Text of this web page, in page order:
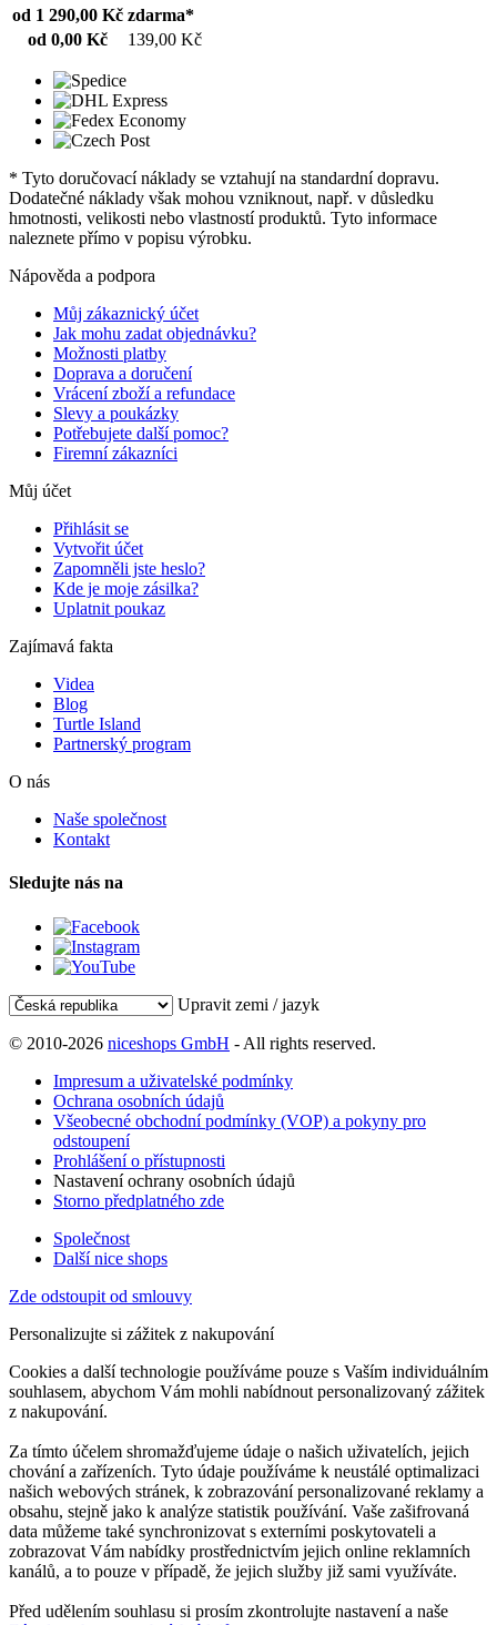
od 1 290,00 Kč zdarma*
od 0,00 Kč
139,00 Kč
* Tyto doručovací náklady se vztahují na standardní dopravu.
Dodatečné náklady však mohou vzniknout, např. v důsledku
hmotnosti, velikosti nebo vlastností produktů. Tyto informace
naleznete přímo v popisu výrobku.
Nápověda a podpora
Můj zákaznický účet
Jak mohu zadat objednávku?
Možnosti platby
Doprava a doručení
Vrácení zboží a refundace
Slevy a poukázky
Potřebujete další pomoc?
Firemní zákazníci
Můj účet
Přihlásit se
Vytvořit účet
Zapomněli jste heslo?
Kde je moje zásilka?
Uplatnit poukaz
Zajímavá fakta
Videa
Blog
Turtle Island
Partnerský program
O nás
Naše společnost
Kontakt
Sledujte nás na
Upravit zemi / jazyk
© 2010-2026 niceshops GmbH - All rights reserved.
Impresum a uživatelské podmínky
Ochrana osobních údajů
Všeobecné obchodní podmínky (VOP) a pokyny pro
odstoupení
Prohlášení o přístupnosti
Nastavení ochrany osobních údajů
Storno předplatného zde
Společnost
Další nice shops
Zde odstoupit od smlouvy
Personalizujte si zážitek z nakupování
Cookies a další technologie používáme pouze s Vaším individuálním
souhlasem, abychom Vám mohli nabídnout personalizovaný zážitek
z nakupování.
Za tímto účelem shromažďujeme údaje o našich uživatelích, jejich
chování a zařízeních. Tyto údaje používáme k neustálé optimalizaci
našich webových stránek, k zobrazování personalizované reklamy a
obsahu, stejně jako k analýze statistik používání. Vaše zašifrovaná
data můžeme také synchronizovat s externími poskytovateli a
zobrazovat Vám nabídky prostřednictvím jejich online reklamních
kanálů, a to pouze v případě, že jejich služby již sami využíváte.
Před udělením souhlasu si prosím zkontrolujte nastavení a naše